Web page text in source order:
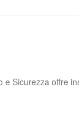
Sicurezza offre